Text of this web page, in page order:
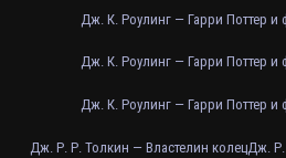
Дж. К. Роулинг — Гарри Поттер
Дж. К. Роулинг — Гарри Поттер
Дж. К. Роулинг — Гарри Поттер
Дж. Р. Р. Толкин — Властелин колецДж. Р.